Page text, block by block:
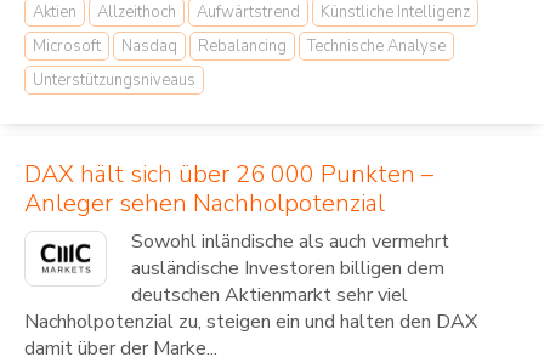
Aktien Allzeithoch Aufwärtstrend
Künstliche Intelligenz
Microsoft
Nasdaq Rebalancing
Technische Analyse
Unterstützungsniveaus
DAX hält sich über 26 000 Punkten –
Anleger sehen Nachholpotenzial
Sowohl inländische als auch vermehrt
ausländische Investoren billigen dem
deutschen Aktienmarkt sehr viel
Nachholpotenzial zu, steigen ein und halten den DAX
damit über der Marke...